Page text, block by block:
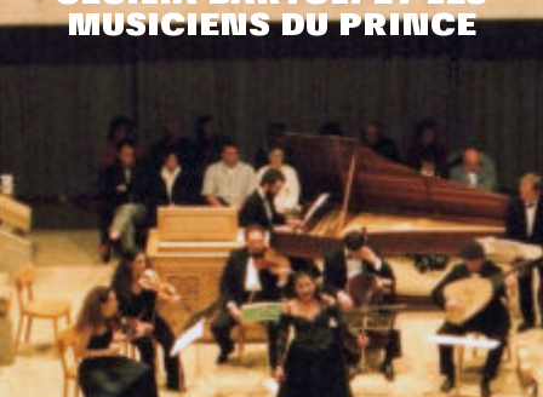
MUSICIENS DU PRINCE